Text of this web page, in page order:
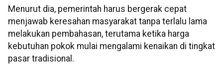
Menurut dia, pemerintah harus bergerak cepat
menjawab keresahan masyarakat tanpa terlalu lama
melakukan pembahasan, terutama ketika harga
kebutuhan pokok mulai mengalami kenaikan di tingkat
pasar tradisional.